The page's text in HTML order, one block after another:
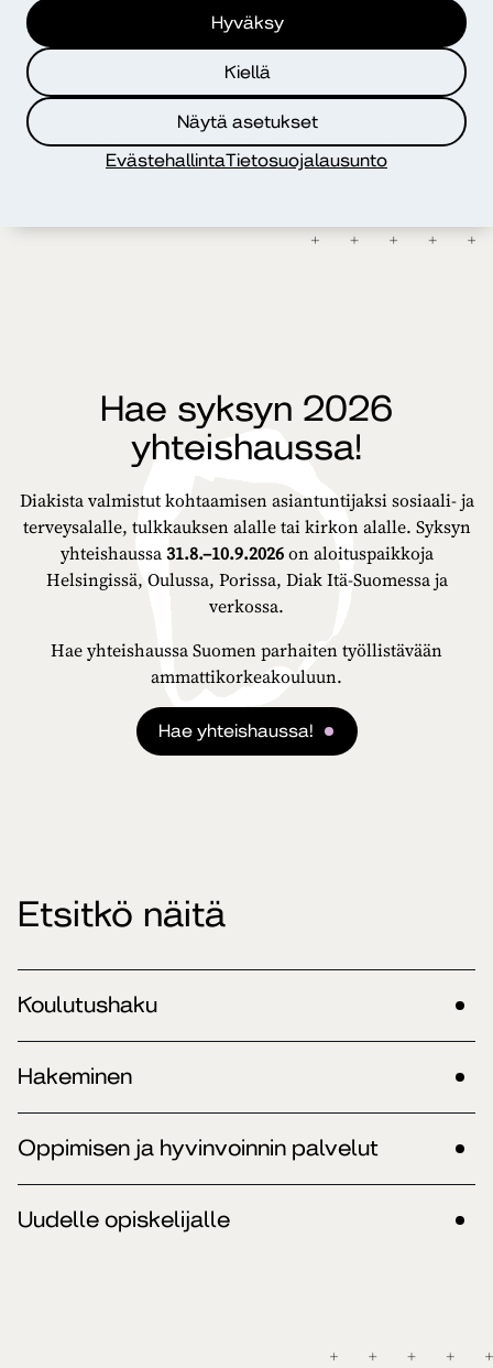
Hyväksy
Kiellä
Näytä asetukset
EvästehallintaTietosuojalausunto
Hae syksyn 2026
yhteishaussa!
Diakista valmistut kohtaamisen asiantuntijaksi sosiaali- ja
terveysalalle, tulkkauksen alalle tai kirkon alalle. Syksyn
yhteishaussa31.8.–10.9.2026on aloituspaikkoja
Helsingissä, Oulussa, Porissa, Diak Itä-Suomessa ja
verkossa.
Hae yhteishaussa Suomen parhaiten työllistävään
ammattikorkeakouluun.
Hae yhteishaussa!
Etsitkö näitä
Koulutushaku
Hakeminen
Oppimisen ja hyvinvoinnin palvelut
Uudelle opiskelijalle